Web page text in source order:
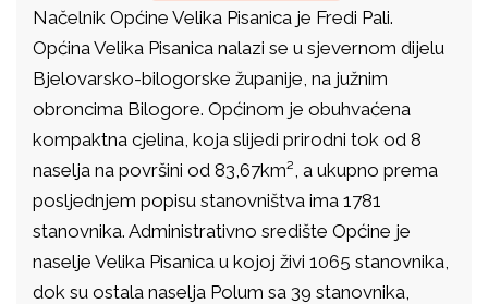
Načelnik Općine Velika Pisanica je Fredi Pali.
Općina Velika Pisanica nalazi se u sjevernom dijelu
Bjelovarsko-bilogorske županije, na južnim
obroncima Bilogore. Općinom je obuhvaćena
kompaktna cjelina, koja slijedi prirodni tok od 8
naselja na površini od 83,67km², a ukupno prema
posljednjem popisu stanovništva ima 1781
stanovnika. Administrativno središte Općine je
naselje Velika Pisanica u kojoj živi 1065 stanovnika,
dok su ostala naselja Polum sa 39 stanovnika,